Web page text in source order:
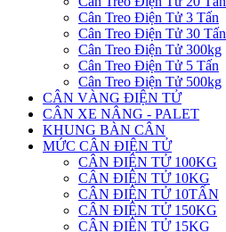
Cân Treo Điện Tử 3 Tấn
Cân Treo Điện Tử 30 Tấn
Cân Treo Điện Tử 300kg
Cân Treo Điện Tử 5 Tấn
Cân Treo Điện Tử 500kg
CÂN VÀNG ĐIỆN TỬ
CÂN XE NÂNG - PALET
KHUNG BÀN CÂN
MỨC CÂN ĐIỆN TỬ
CÂN ĐIỆN TỬ 100KG
CÂN ĐIỆN TỬ 10KG
CÂN ĐIỆN TỬ 10TẤN
CÂN ĐIỆN TỬ 150KG
CÂN ĐIỆN TỬ 15KG